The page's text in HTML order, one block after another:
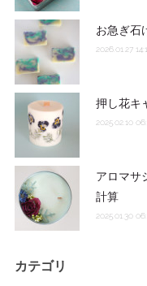
お急ぎ石
2026.01.27
押し花キ
2025.02.10
アロマサ
計算
2025.01.30
カテゴリ